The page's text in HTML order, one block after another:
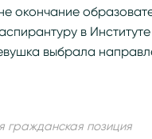
окончание
в Институте
выбрала
гражданская позиция